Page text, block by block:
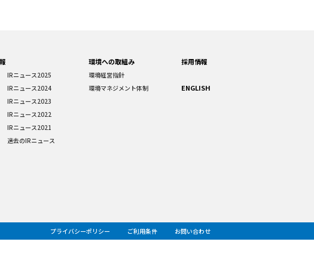
IRニュース2025
IRニュース2024
IRニュース2023
IRニュース2022
IRニュース2021
過去のIRニュース
環境への取組み
環境経営指針
環境マネジメント体制
採用情報
ENGLISH
プライバシーポリシー ご利用条件 お問い合わせ